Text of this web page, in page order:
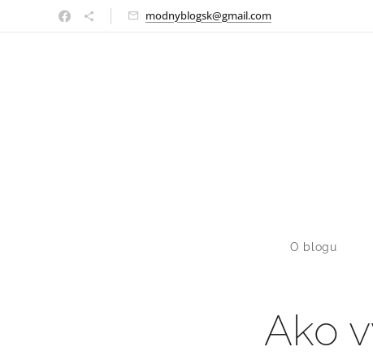
modnyblogsk@gmail.com
O blogu
Ako